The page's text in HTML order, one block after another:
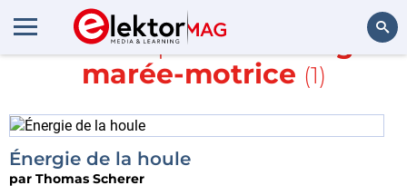
En savoir plus sur
énergie
marée-motrice (1)
Énergie de la houle
par Thomas Scherer